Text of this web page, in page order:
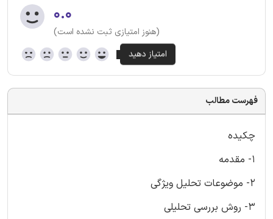
۰.۰
(هنوز امتیازی ثبت نشده است)
فهرست مطالب
چکیده
1- مقدمه
2- موضوعات تحلیل ویژگی
3- روش بررسی تحلیلی